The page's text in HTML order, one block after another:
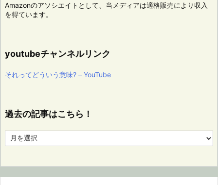
Amazonのアソシエイトとして、当メディアは適格販売により収入
を得ています。
youtubeチャンネルリンク
それってどういう意味? – YouTube
過去の記事はこちら！
去